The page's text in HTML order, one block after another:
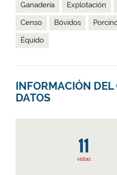
Ganadería Explotación
Censo
Bóvidos
Équido
INFORMACIÓN
DATOS
11
vistas